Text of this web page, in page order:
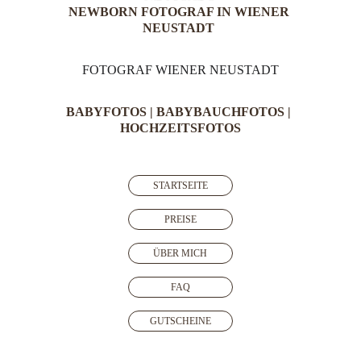
NEWBORN FOTOGRAF IN WIENER
NEUSTADT
FOTOGRAF WIENER NEUSTADT
BABYFOTOS | BABYBAUCHFOTOS |
HOCHZEITSFOTOS
STARTSEITE
PREISE
ÜBER MICH
FAQ
GUTSCHEINE